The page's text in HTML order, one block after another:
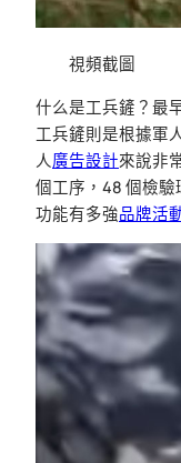
視頻截圖
什么是工兵鏟？最
工兵鏟則是根據軍
人 廣告設計來說非
個工序，48 個檢
功能有多強品牌活